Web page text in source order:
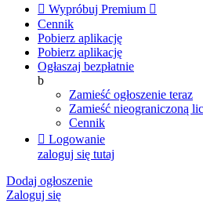
 Wypróbuj Premium 
Cennik
Pobierz aplikację
Pobierz aplikację
Ogłaszaj bezpłatnie
b
Zamieść ogłoszenie teraz
Zamieść nieograniczoną
Cennik
 Logowanie
zaloguj się tutaj
Dodaj ogłoszenie
Zaloguj się